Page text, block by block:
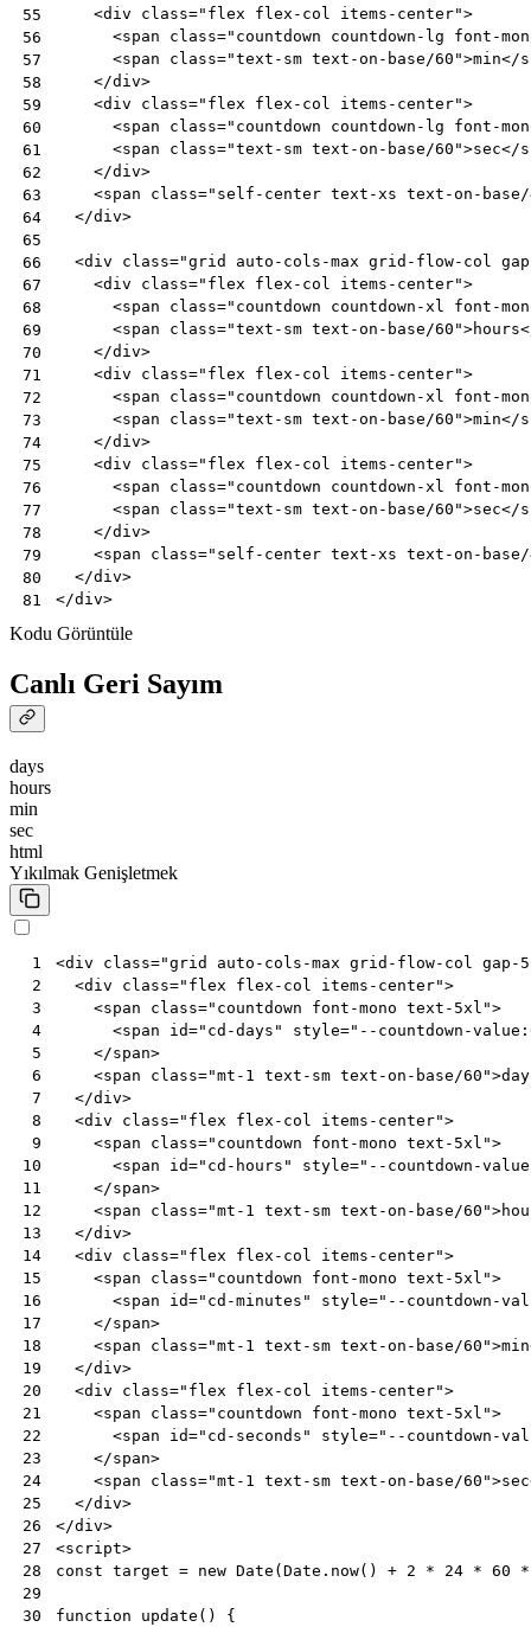
55
56
57
58
59
60
61
62
63
64
65
66
67
68
69
70
71
72
73
74
75
76
77
78
79
80
81
<div class="flex flex-col items-center">
<span class="countdown countdown-lg font-
<span class="text-sm text-on-base/60">min</
</div>
<div class="flex flex-col items-center">
<span class="countdown countdown-lg font-
<span class="text-sm text-on-base/60">sec</
</div>
<span class="self-center text-xs text-on-base/
</div>
<div class="grid auto-cols-max grid-flow-col
<div class="flex flex-col items-center">
<span class="countdown countdown-xl font-
<span class="text-sm text-on-base/60">hours
</div>
<div class="flex flex-col items-center">
<span class="countdown countdown-xl font-
<span class="text-sm text-on-base/60">min</
</div>
<div class="flex flex-col items-center">
<span class="countdown countdown-xl font-
<span class="text-sm text-on-base/60">sec</
</div>
<span class="self-center text-xs text-on-base/
</div>
</div>
Kodu Görüntüle
Canlı Geri Sayım
days
hours
min
sec
html
Yıkılmak Genişletmek
1
2
3
4
5
6
7
8
9
10
11
12
13
14
15
16
17
18
19
20
21
22
23
24
25
26
27
28
29
30
<div class="grid auto-cols-max grid-flow-col gap-
<div class="flex flex-col items-center">
<span class="countdown font-mono text-5xl">
<span id="cd-days" style="--countdown-
</span>
<span class="mt-1 text-sm text-on-base/60">
</div>
<div class="flex flex-col items-center">
<span class="countdown font-mono text-5xl">
<span id="cd-hours" style="--countdown-
</span>
<span class="mt-1 text-sm text-on-base/60">
</div>
<div class="flex flex-col items-center">
<span class="countdown font-mono text-5xl">
<span id="cd-minutes" style="--countdown-
</span>
<span class="mt-1 text-sm text-on-base/60">min
</div>
<div class="flex flex-col items-center">
<span class="countdown font-mono text-5xl">
<span id="cd-seconds" style="--countdown-
</span>
<span class="mt-1 text-sm text-on-base/60">sec
</div>
</div>
<script>
const target = new Date ( Date . now() + 2 * 24 * 60 *
function update ()
{